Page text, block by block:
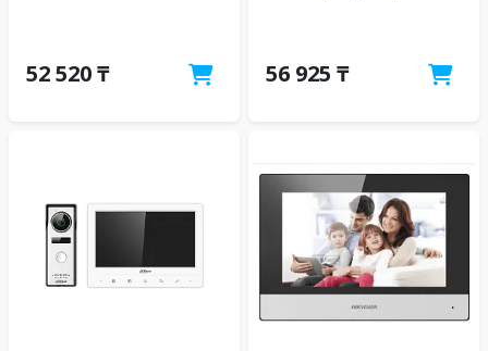
52 520 ₸ 56 925 ₸